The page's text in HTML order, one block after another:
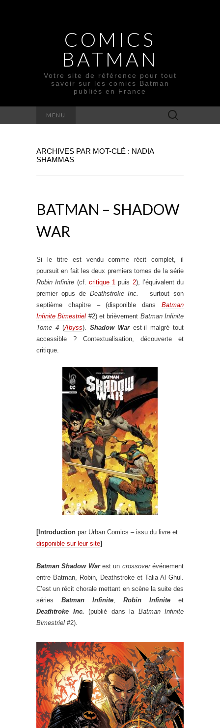
COMICS
BATMAN
Votre site de référence pour tout
savoir sur les comics Batman
publiés en France
MENU Rechercher :
ARCHIVES PAR MOT-CLÉ : NADIA
SHAMMAS
BATMAN – SHADOW
WAR
Si le titre est vendu comme récit complet, il
poursuit en fait les deux premiers tomes de la série
Robin Infinite (cf. critique 1 puis 2), l’équivalent du
premier opus de Deathstroke Inc.
– surtout son
septième chapitre – (disponible dans Batman
Infinite Bimestriel #2) et brièvement Batman Infinite
Tome 4 (Abyss). Shadow War est-il malgré tout
accessible ? Contextualisation, découverte et
critique.
[Introduction par Urban Comics – issu du livre et
disponible sur leur site]
Batman Shadow Warest un crossoverévénement
entre Batman, Robin, Deathstroke et Talia Al Ghul.
C’est un récit chorale mettant en scène la suite des
séries Batman Infinite, Robin Infinite et
Deathtroke Inc. (publié dans la Batman Infinite
Bimestriel #2).